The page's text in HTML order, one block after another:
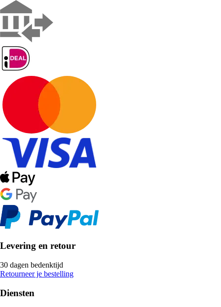
Levering en retour
30 dagen bedenktijd
Retourneer je bestelling
Diensten